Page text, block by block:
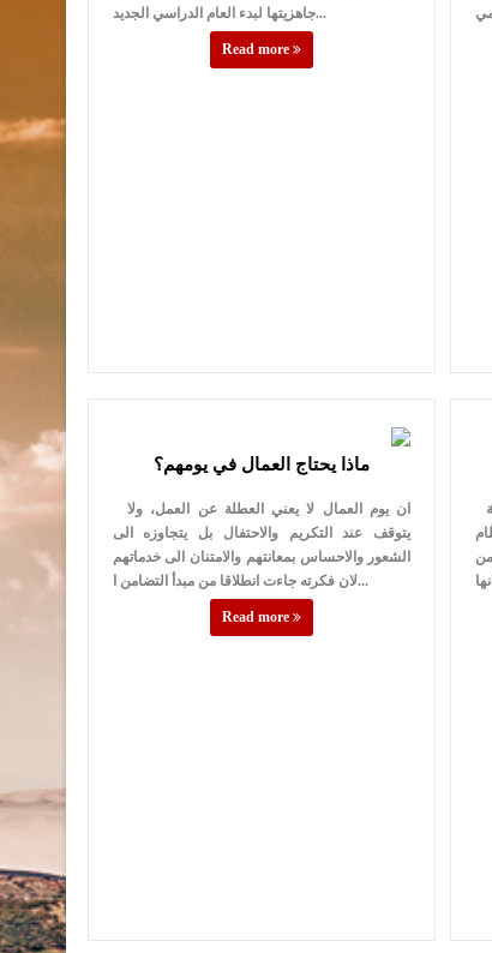
جاهزيتها لبدء العام الدراسي الجديد...
Read more
ماذا يحتاج العمال في يومهم؟
ان يوم العمال لا يعني العطلة عن العمل، ولا
يتوقف عند التكريم والاحتفال بل يتجاوزه الى
الشعور والاحساس بمعانتهم والامتنان الى خدماتهم
لان فكرته جاءت انطلاقا من مبدأ التضامن ا...
Read more